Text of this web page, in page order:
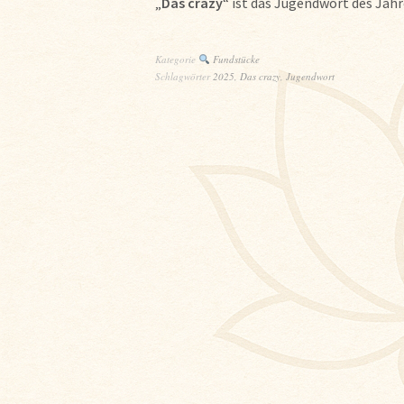
Kategorie
Fundstücke
Schlagwörter2025, Das crazy, Jugendwort